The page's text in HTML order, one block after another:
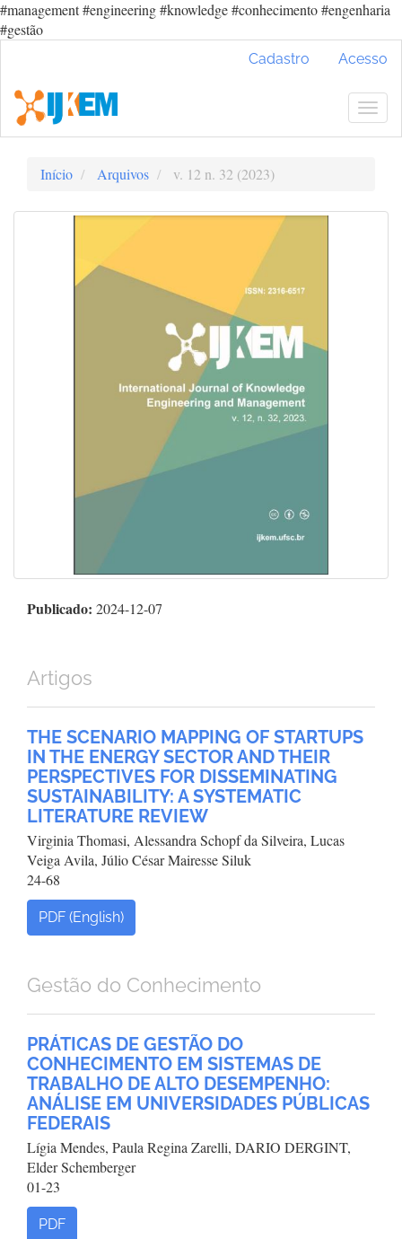
#management #engineering #knowledge #conhecimento #engenharia
#gestão
Conteúdo
principal
Barra
Cadastro Acesso
Início Arquivos v. 12 n. 32 (2023)
Publicado: 2024-12-07
Artigos
THE SCENARIO MAPPING OF STARTUPS
IN THE ENERGY SECTOR AND THEIR
PERSPECTIVES FOR DISSEMINATING
SUSTAINABILITY: A SYSTEMATIC
LITERATURE REVIEW
Virginia Thomasi, Alessandra Schopf da Silveira, Lucas
Veiga Avila, Júlio César Mairesse Siluk
24-68
PDF (English)
Gestão do Conhecimento
PRÁTICAS DE GESTÃO DO
CONHECIMENTO EM SISTEMAS DE
TRABALHO DE ALTO DESEMPENHO:
ANÁLISE EM UNIVERSIDADES PÚBLICAS
FEDERAIS
Lígia Mendes, Paula Regina Zarelli, DARIO DERGINT,
Elder Schemberger
01-23
PDF